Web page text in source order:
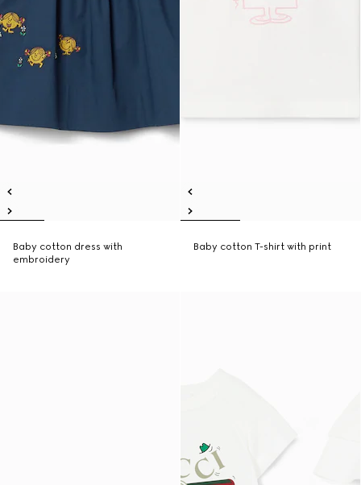
Baby cotton dress with
embroidery
Baby cotton T-shirt with print